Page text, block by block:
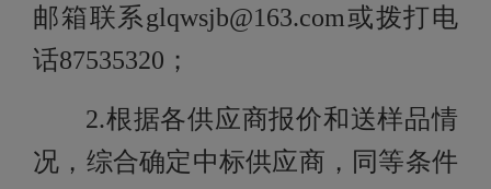
邮箱联系glqwsjb@163.com或拨打电
话87535320；
2.根据各供应商报价和送样品情
况，综合确定中标供应商，同等条件